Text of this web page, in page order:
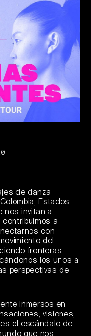
de danza
Estados
nos invitan a
contribuimos a
con
del
fronteras
los unos a
perspectivas de
inmersos en
visiones,
el escándalo de
que nos